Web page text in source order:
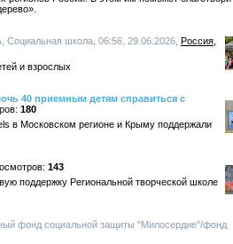
, Социальная школа, 06:56, 29.06.2026, Россия
и взрослых
40 приемным детям справиться с
180
в Московском регионе и Крыму поддержали
143
поддержку Региональной творческой школе
фонд социальной защиты "Милосердие"/фонд